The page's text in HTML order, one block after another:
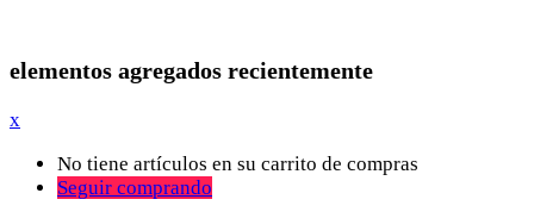
elementos agregados recientemente
x
No tiene artículos en su carrito de compras
Seguir comprando